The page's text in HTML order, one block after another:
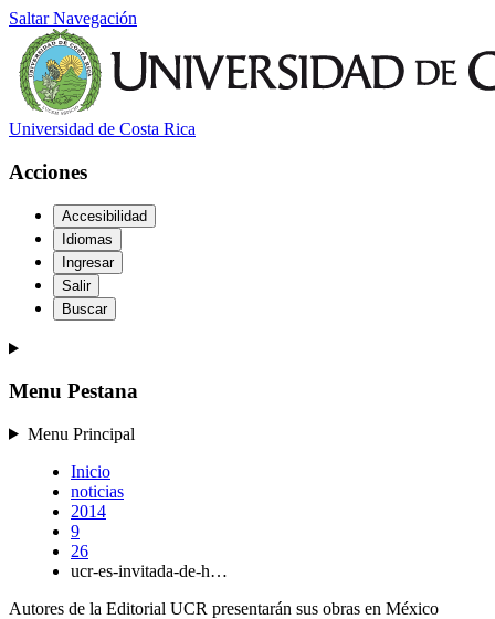
Saltar Navegación
Universidad de Costa Rica
Acciones
Accesibilidad
Idiomas
Ingresar
Salir
Buscar
Menu Pestana
Menu Principal
Inicio
noticias
2014
9
26
ucr-es-invitada-de-h…
Autores de la Editorial UCR presentarán sus obras en México